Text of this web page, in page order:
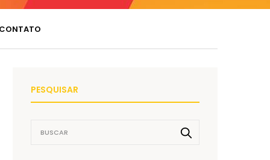
CONTATO
PESQUISAR